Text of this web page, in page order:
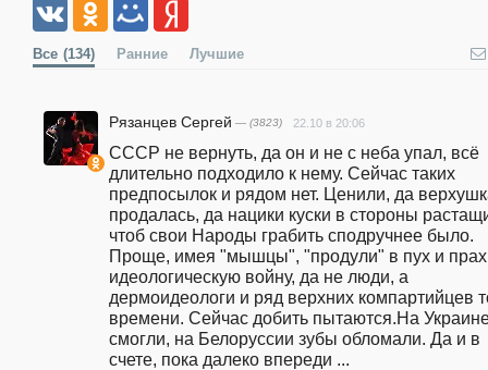
Все (134) Ранние Лучшие
Рязанцев Сергей — (3823) 22.10 в 20:06
СССР не вернуть, да он и не с неба упал, всё
длительно подходило к нему. Сейчас таких
предпосылок и рядом нет. Ценили, да
продалась, да нацики куски в стороны
чтоб свои Народы грабить сподручнее было.
Проще, имея "мышцы", "продули" в пух и прах
идеологическую войну, да не люди, а
дермоидеологи и ряд верхних компартийцев
времени. Сейчас добить пытаются.На
смогли, на Белоруссии зубы обломали. Да и в
счете, пока далеко впереди ...